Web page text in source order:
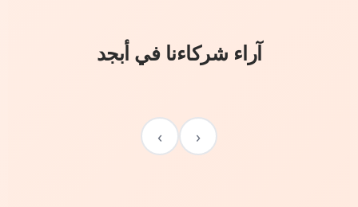
آراء شركاءنا في أبجد
‹
›